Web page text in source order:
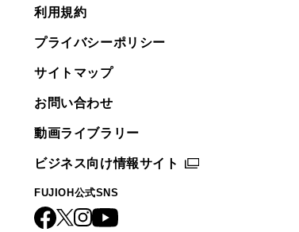
利用規約
プライバシーポリシー
サイトマップ
お問い合わせ
動画ライブラリー
ビジネス向け情報サイト
FUJIOH公式SNS